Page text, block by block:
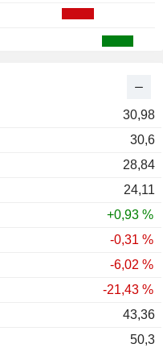
30,98
30,6
28,84
24,11
+0,93 %
-0,31 %
-6,02 %
-21,43 %
43,36
50,3